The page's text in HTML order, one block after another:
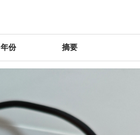
年份 摘要